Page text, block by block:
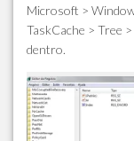
Microsoft >
TaskCache > Tree
dentro.